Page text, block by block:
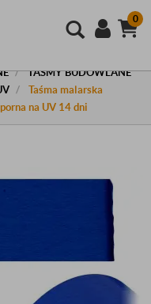
0
TAŚMY BUDOWLANE
Taśma malarska
na UV 14 dni